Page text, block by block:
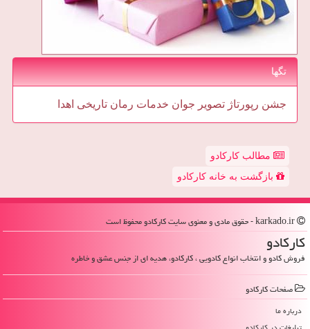
تگها
جشن رپورتاژ تصویر جوان خدمات رمان تاریخی اهدا
مطالب کارکادو
بازگشت به خانه کارکادو
كاركادو
فروش کادو و انتخاب انواع کادویی ، کارکادو، هدیه ای از جنس عشق و خاطره
صفحات كاركادو
درباره ما